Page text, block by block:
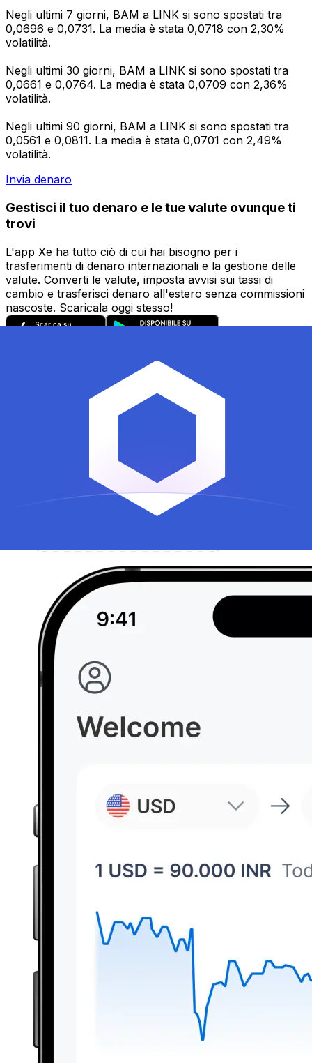
Negli ultimi 7 giorni, BAM a LINK si sono spostati tra
0,0696 e 0,0731. La media è stata 0,0718 con 2,30%
volatilità.
Negli ultimi 30 giorni, BAM a LINK si sono spostati tra
0,0661 e 0,0764. La media è stata 0,0709 con 2,36%
volatilità.
Negli ultimi 90 giorni, BAM a LINK si sono spostati tra
0,0561 e 0,0811. La media è stata 0,0701 con 2,49%
volatilità.
Invia denaro
Gestisci il tuo denaro e le tue valute ovunque ti
trovi
L'app Xe ha tutto ciò di cui hai bisogno per i
trasferimenti di denaro internazionali e la gestione delle
valute. Converti le valute, imposta avvisi sui tassi di
cambio e trasferisci denaro all'estero senza commissioni
nascoste. Scaricala oggi stesso!